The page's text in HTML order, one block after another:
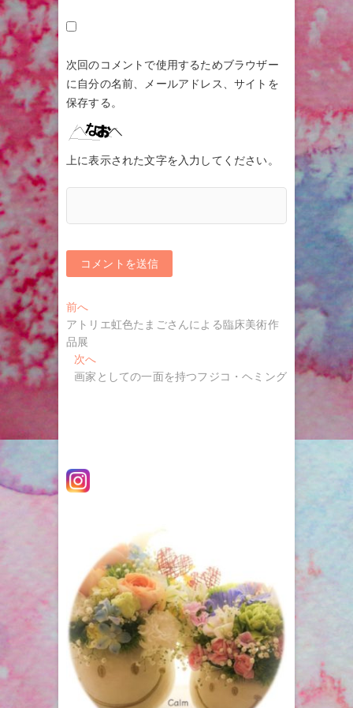
次回のコメントで使用するためブラウザー
に自分の名前、メールアドレス、サイトを
保存する。
上に表示された文字を入力してください。
投
稿
ナ
ビ
ョ
前へ過
去
投
稿:
アトリエ虹色たまごさんによる臨床美術作
品展
次へ次
の
画家としての一面を持つフジコ・ヘミング